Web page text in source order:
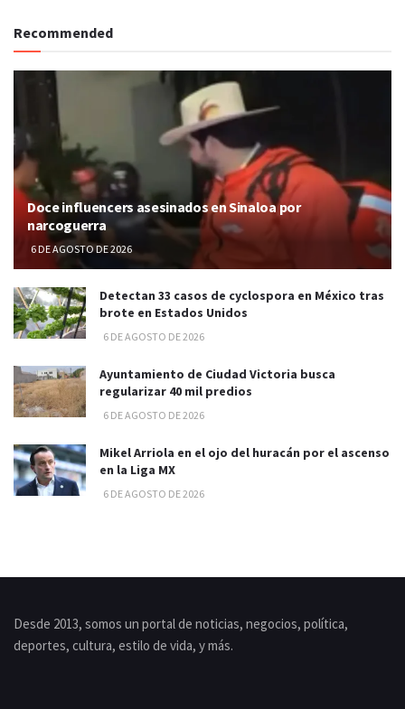
Recommended
Doce influencers asesinados en Sinaloa por
narcoguerra
6 DE AGOSTO DE 2026
Detectan 33 casos de cyclospora en México tras
brote en Estados Unidos
6 DE AGOSTO DE 2026
Ayuntamiento de Ciudad Victoria busca
regularizar 40 mil predios
6 DE AGOSTO DE 2026
Mikel Arriola en el ojo del huracán por el ascenso
en la Liga MX
6 DE AGOSTO DE 2026
Desde 2013, somos un portal de noticias, negocios, política,
deportes, cultura, estilo de vida, y más.